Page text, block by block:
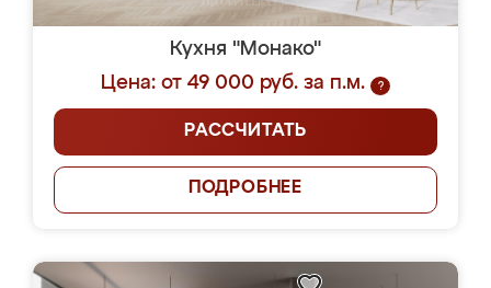
Кухня "Монако"
Цена: от 49 000 руб. за п.м.
?
РАССЧИТАТЬ
ПОДРОБНЕЕ